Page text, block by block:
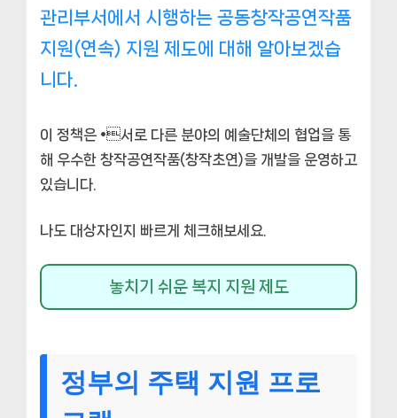
관리부서에서 시행하는 공동창작공연작품
지원(연속) 지원 제도에 대해 알아보겠습
니다.
이 정책은 •서로 다른 분야의 예술단체의 협업을 통
해 우수한 창작공연작품(창작초연)을 개발을 운영하고
있습니다.
나도 대상자인지 빠르게 체크해보세요.
놓치기 쉬운 복지 지원 제도
정부의 주택 지원 프로